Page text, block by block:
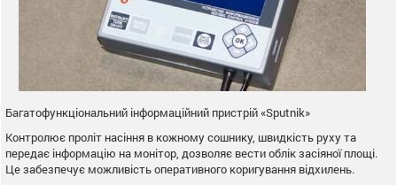
Багатофункціональний інформаційний пристрій «Sputnik»
Контролює проліт насіння в кожному сошнику, швидкість руху та
передає інформацію на монітор, дозволяє вести облік засіяної площі.
Це забезпечує можливість оперативного коригування відхилень.